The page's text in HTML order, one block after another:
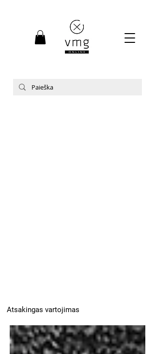
Atsakingas vartojimas